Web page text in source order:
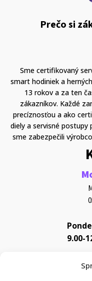
Prečo si
Sme certifikovaný
smart hodiniek a
13 rokov a za ten
zákazníkov. Každé
precíznosťou a ako
diely a servisné postupy
sme zabezpečili
9.00-
Využite bezplatné